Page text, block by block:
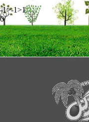
-1>-1>1
0